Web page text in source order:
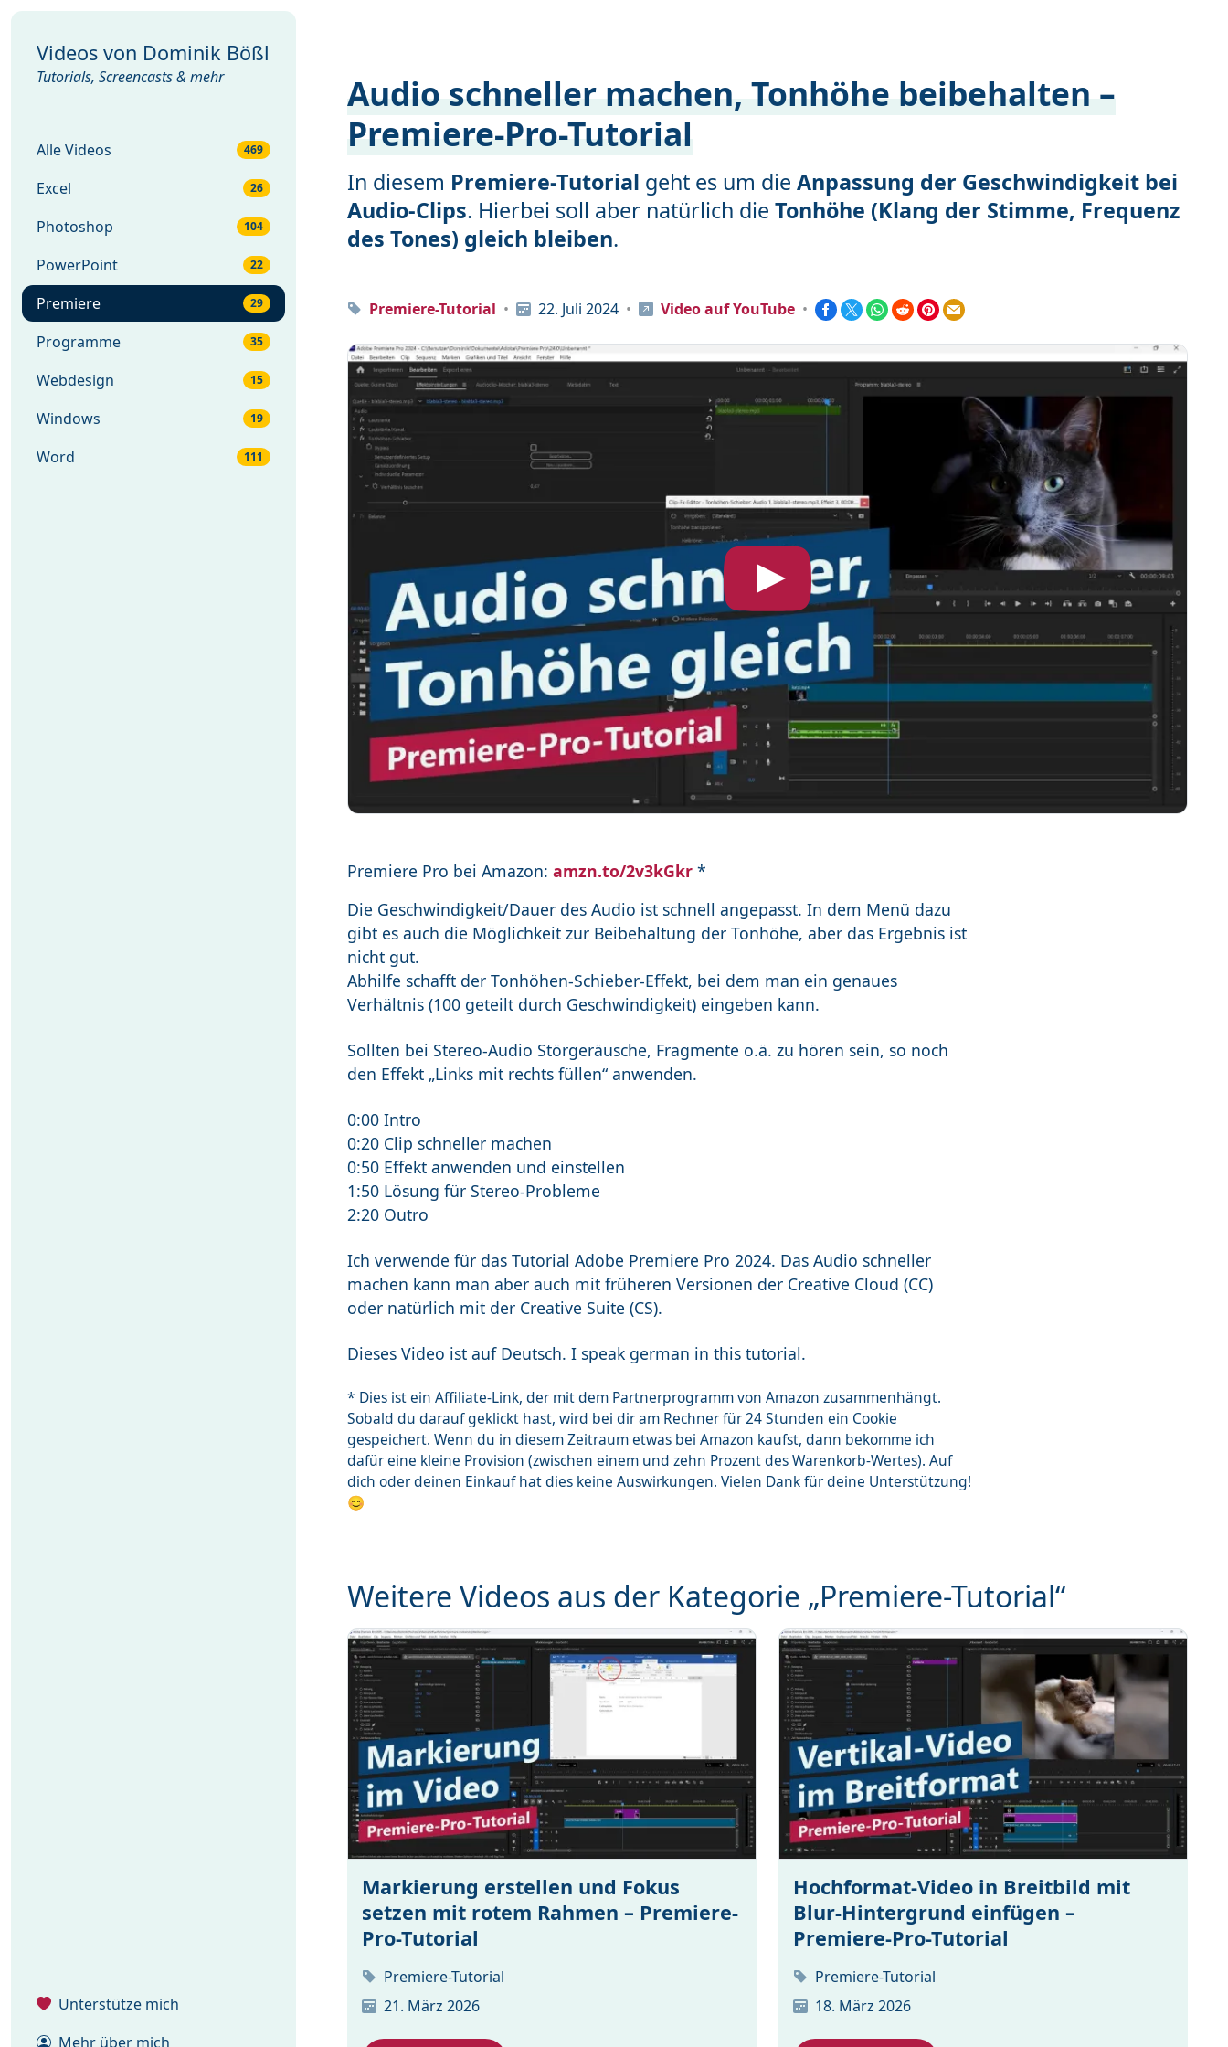
Audio schneller machen, Tonhöhe beibehalten –
Premiere-Pro-Tutorial
In diesem Premiere-Tutorial geht es um die Anpassung der Geschwindigkeit bei
Audio-Clips. Hierbei soll aber natürlich die Tonhöhe (Klang der Stimme, Frequenz
des Tones) gleich bleiben.
Premiere-Tutorial 22. Juli 2024 Video auf YouTube
Premiere Pro bei Amazon: amzn.to/2v3kGkr *
Die Geschwindigkeit/Dauer des Audio ist schnell angepasst. In dem Menü dazu
gibt es auch die Möglichkeit zur Beibehaltung der Tonhöhe, aber das Ergebnis ist
nicht gut.
Abhilfe schafft der Tonhöhen-Schieber-Effekt, bei dem man ein genaues
Verhältnis (100 geteilt durch Geschwindigkeit) eingeben kann.
Sollten bei Stereo-Audio Störgeräusche, Fragmente o.ä. zu hören sein, so noch
den Effekt „Links mit rechts füllen“ anwenden.
0:00 Intro
0:20 Clip schneller machen
0:50 Effekt anwenden und einstellen
1:50 Lösung für Stereo-Probleme
2:20 Outro
Ich verwende für das Tutorial Adobe Premiere Pro 2024. Das Audio schneller
machen kann man aber auch mit früheren Versionen der Creative Cloud (CC)
oder natürlich mit der Creative Suite (CS).
Dieses Video ist auf Deutsch. I speak german in this tutorial.
* Dies ist ein Affiliate-Link, der mit dem Partnerprogramm von Amazon zusammenhängt.
Sobald du darauf geklickt hast, wird bei dir am Rechner für 24 Stunden ein Cookie
gespeichert. Wenn du in diesem Zeitraum etwas bei Amazon kaufst, dann bekomme ich
dafür eine kleine Provision (zwischen einem und zehn Prozent des Warenkorb-Wertes). Auf
dich oder deinen Einkauf hat dies keine Auswirkungen. Vielen Dank für deine Unterstützung!
😊
Weitere Videos aus der Kategorie „Premiere-Tutorial“
Markierung erstellen und Fokus
setzen mit rotem Rahmen – Premiere-
Pro-Tutorial
Premiere-Tutorial
21. März 2026
Hochformat-Video in Breitbild mit
Blur-Hintergrund einfügen –
Premiere-Pro-Tutorial
Premiere-Tutorial
18. März 2026
Videos von Dominik Bößl
Tutorials, Screencasts & mehr
Alle Videos 469
Excel 26
Photoshop 104
PowerPoint 22
Premiere 29
Programme 35
Webdesign 15
Windows 19
Word 111
Unterstütze mich
Mehr über mich